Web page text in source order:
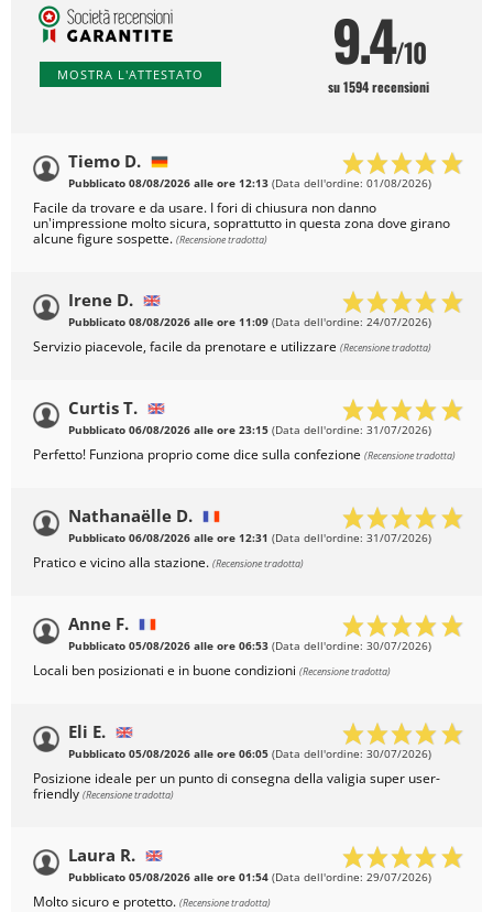
MOSTRA L'ATTESTATO 9.4/10
su 1594 recensioni
Tiemo D.
Pubblicato 08/08/2026 alle ore 12:13 (Data dell'ordine: 01/08/2026)
Facile da trovare e da usare. I fori di chiusura non danno
un'impressione molto sicura, soprattutto in questa zona dove girano
alcune figure sospette. (Recensione tradotta)
Irene D.
Pubblicato 08/08/2026 alle ore 11:09 (Data dell'ordine: 24/07/2026)
Servizio piacevole, facile da prenotare e utilizzare (Recensione tradotta)
Curtis T.
Pubblicato 06/08/2026 alle ore 23:15 (Data dell'ordine: 31/07/2026)
Perfetto! Funziona proprio come dice sulla confezione (Recensione tradotta)
Nathanaëlle D.
Pubblicato 06/08/2026 alle ore 12:31 (Data dell'ordine: 31/07/2026)
Pratico e vicino alla stazione. (Recensione tradotta)
Anne F.
Pubblicato 05/08/2026 alle ore 06:53 (Data dell'ordine: 30/07/2026)
Locali ben posizionati e in buone condizioni (Recensione tradotta)
Eli E.
Pubblicato 05/08/2026 alle ore 06:05 (Data dell'ordine: 30/07/2026)
Posizione ideale per un punto di consegna della valigia super user-
friendly (Recensione tradotta)
Laura R.
Pubblicato 05/08/2026 alle ore 01:54 (Data dell'ordine: 29/07/2026)
Molto sicuro e protetto. (Recensione tradotta)